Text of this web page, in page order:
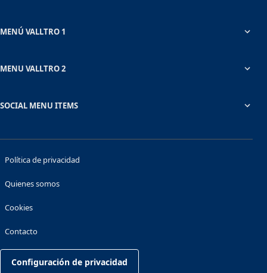
MENÚ VALLTRO 1
MENU VALLTRO 2
SOCIAL MENU ITEMS
Política de privacidad
Quienes somos
Cookies
Contacto
Configuración de privacidad